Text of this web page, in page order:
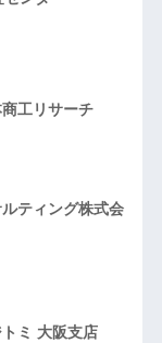
工リサーチ
ティング株式会
ミ 大阪支店